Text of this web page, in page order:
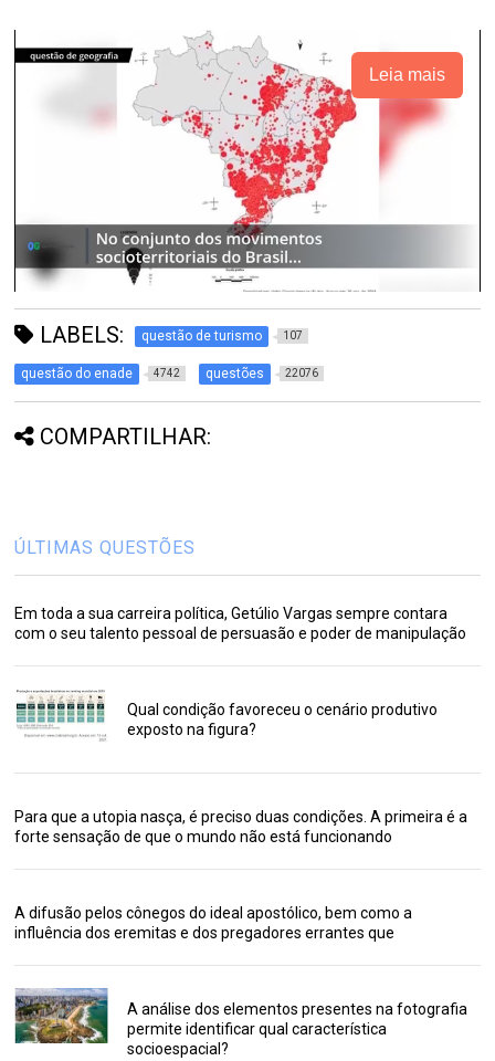
Leia mais
LABELS: questão de turismo 107
questão do enade 4742 questões 22076
COMPARTILHAR:
ÚLTIMAS QUESTÕES
Em toda a sua carreira política, Getúlio Vargas sempre contara
com o seu talento pessoal de persuasão e poder de manipulação
Qual condição favoreceu o cenário produtivo
exposto na figura?
Para que a utopia nasça, é preciso duas condições. A primeira é a
forte sensação de que o mundo não está funcionando
A difusão pelos cônegos do ideal apostólico, bem como a
influência dos eremitas e dos pregadores errantes que
A análise dos elementos presentes na fotografia
permite identificar qual característica
socioespacial?